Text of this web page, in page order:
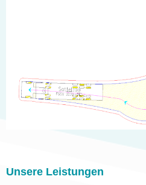
Unsere Leistungen